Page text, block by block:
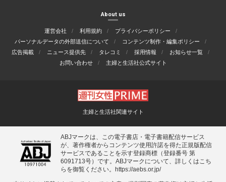
About us
運営会社 利用規約
プライバシーポリシー
パーソナルデータの外部送信について
コンテンツ制作・編集ポリシー
広告掲載
ニュース提供先 タレコミ 採用情報
お知らせ一覧
お問い合わせ
主婦と生活社公式サイト
主婦と生活社関連サイト
ABJマークは、この電子書店・電子書籍配信サービス
が、著作権者からコンテンツ使用許諾を得た正規版配信
サービスであることを示す登録商標（登録番号 第
6091713号）です。ABJマークについて、詳しくはこち
らを御覧ください。
https://aebs.or.jp/